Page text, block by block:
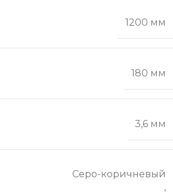
1200 мм
180 мм
3,6 мм
Серо-коричневый
,